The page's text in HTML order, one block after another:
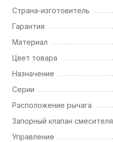
Страна-изготовитель
Гарантия
Материал
Цвет товара
Назначение
Серии
Расположение рычага
Запорный клапан смесителя
Управление